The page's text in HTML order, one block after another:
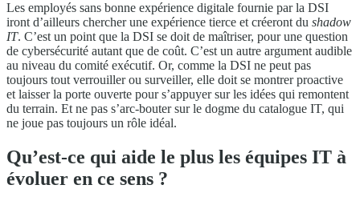
Les employés sans bonne expérience digitale fournie par la DSI
iront d’ailleurs chercher une expérience tierce et créeront du shadow
IT. C’est un point que la DSI se doit de maîtriser, pour une question
de cybersécurité autant que de coût. C’est un autre argument audible
au niveau du comité exécutif. Or, comme la DSI ne peut pas
toujours tout verrouiller ou surveiller, elle doit se montrer proactive
et laisser la porte ouverte pour s’appuyer sur les idées qui remontent
du terrain. Et ne pas s’arc-bouter sur le dogme du catalogue IT, qui
ne joue pas toujours un rôle idéal.
Qu’est-ce qui aide le plus les équipes IT à
évoluer en ce sens ?